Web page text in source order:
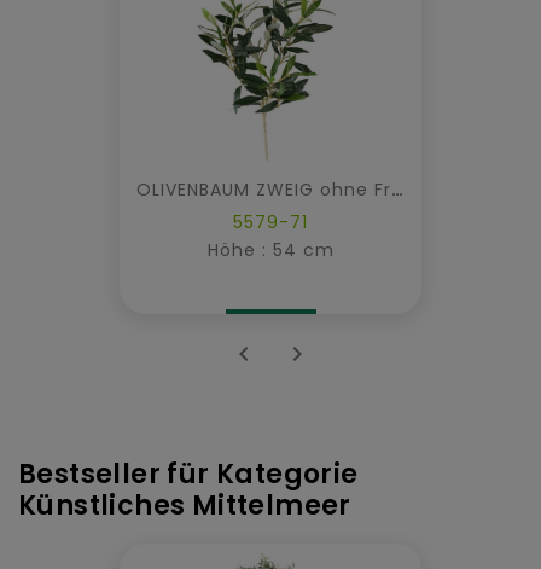
OLIVENBAUM ZWEIG ohne Früchte
5579-71
Höhe : 54 cm
 
Bestseller für Kategorie
Künstliches Mittelmeer